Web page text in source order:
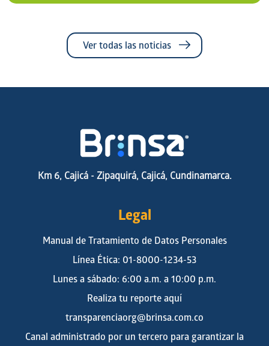
Ver todas las noticias
Km 6, Cajicá - Zipaquirá, Cajicá, Cundinamarca.
Legal
Manual de Tratamiento de Datos Personales
Línea Ética: 01-8000-1234-53
Lunes a sábado: 6:00 a.m. a 10:00 p.m.
Realiza tu reporte aquí
transparenciaorg@brinsa.com.co
Canal administrado por un tercero para garantizar la